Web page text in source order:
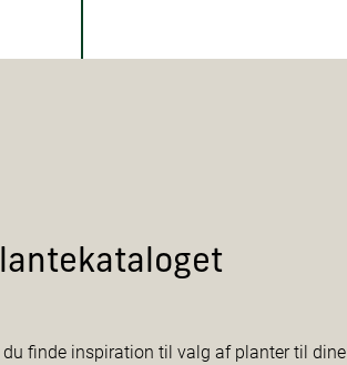
finde inspiration til valg af planter til dine